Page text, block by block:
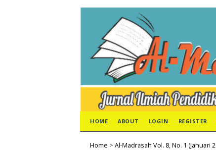
HOME ABOUT LOGIN REGISTER
Home > Al-Madrasah Vol. 8, No. 1 (Januari